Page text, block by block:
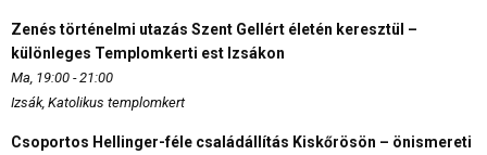
Zenés történelmi utazás Szent Gellért életén keresztül –
különleges Templomkerti est Izsákon
Ma, 19:00 - 21:00
Izsák, Katolikus templomkert
Csoportos Hellinger-féle családállítás Kiskőrösön – önismereti